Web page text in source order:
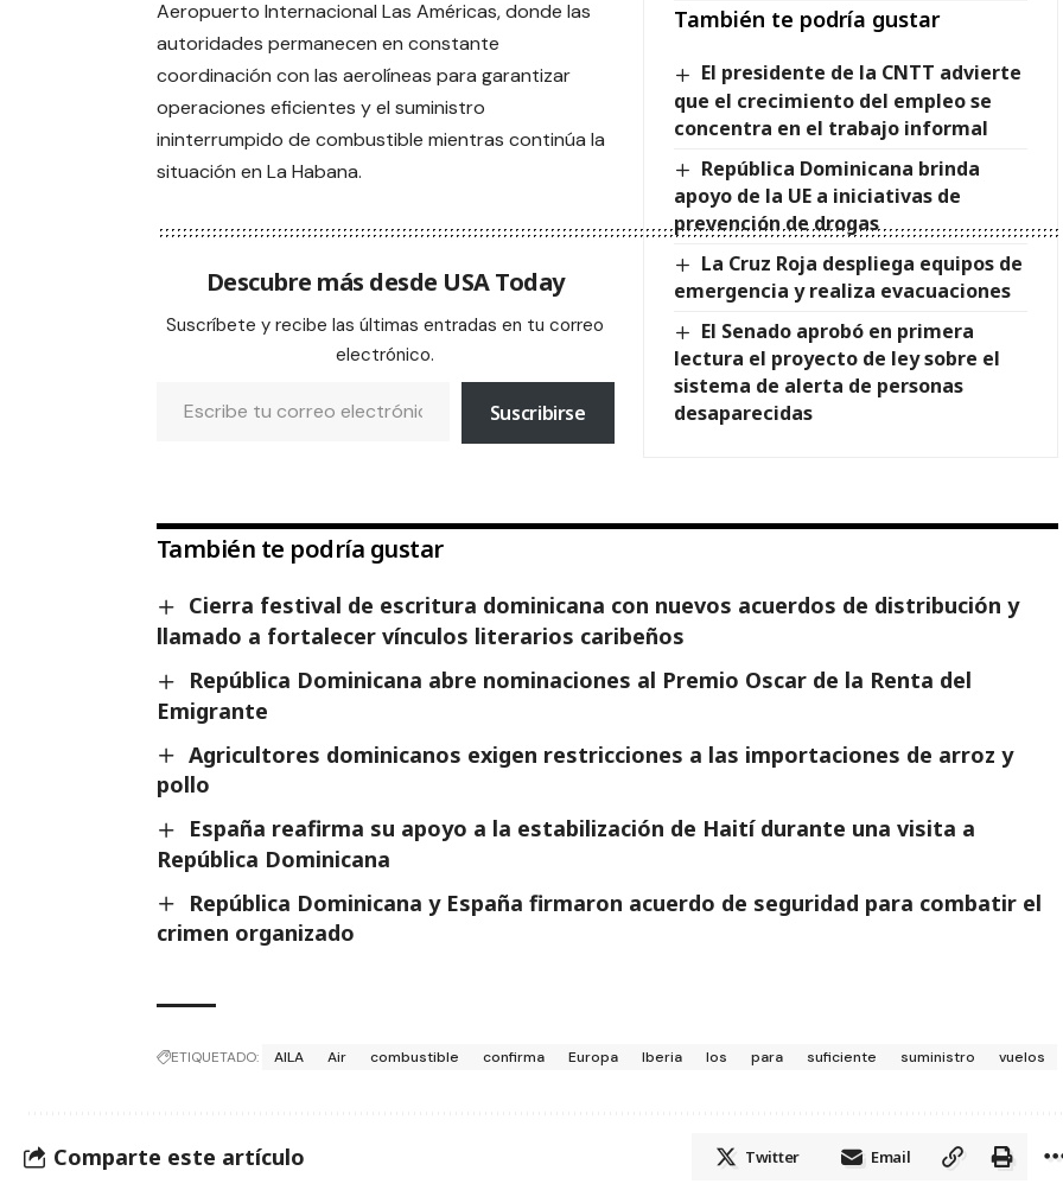
También te podría gustar
El presidente de la CNTT advierte
que el crecimiento del empleo se
concentra en el trabajo informal
República Dominicana brinda
apoyo de la UE a iniciativas de
prevención de drogas
La Cruz Roja despliega equipos de
emergencia y realiza evacuaciones
El Senado aprobó en primera
lectura el proyecto de ley sobre el
sistema de alerta de personas
desaparecidas
Aeropuerto Internacional Las Américas, donde las
autoridades permanecen en constante
coordinación con las aerolíneas para garantizar
operaciones eficientes y el suministro
ininterrumpido de combustible mientras continúa la
situación en La Habana.
Descubre más desde USA Today
Suscríbete y recibe las últimas entradas en tu correo
electrónico.
Suscribirse
También te podría gustar
Cierra festival de escritura dominicana con nuevos acuerdos de distribución y
llamado a fortalecer vínculos literarios caribeños
República Dominicana abre nominaciones al Premio Oscar de la Renta del
Emigrante
Agricultores dominicanos exigen restricciones a las importaciones de arroz y
pollo
España reafirma su apoyo a la estabilización de Haití durante una visita a
República Dominicana
República Dominicana y España firmaron acuerdo de seguridad para combatir el
crimen organizado
ETIQUETADO: AILA Air combustible confirma Europa Iberia los para suficiente suministro vuelos
Comparte este artículo Twitter Email